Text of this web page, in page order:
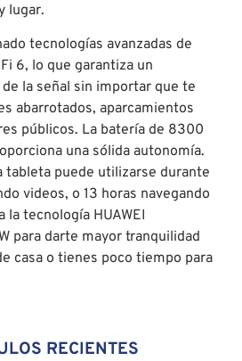
lugar.
tecnologías avanzadas de
6, lo que garantiza un
la señal sin importar que te
abarrotados, aparcamientos
públicos. La batería de 8300
una sólida autonomía.
tableta puede utilizarse durante
videos, o 13 horas navegando
tecnología HUAWEI
para darte mayor tranquilidad
casa o tienes poco tiempo para
RECIENTES